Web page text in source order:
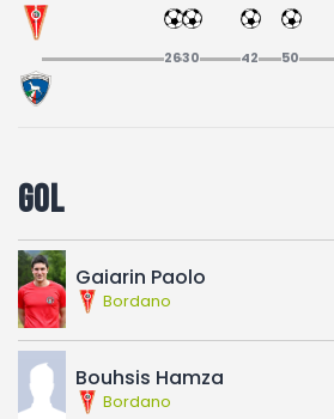
2630 42 50
Gol
Gaiarin Paolo
Bordano
Bouhsis Hamza
Bordano